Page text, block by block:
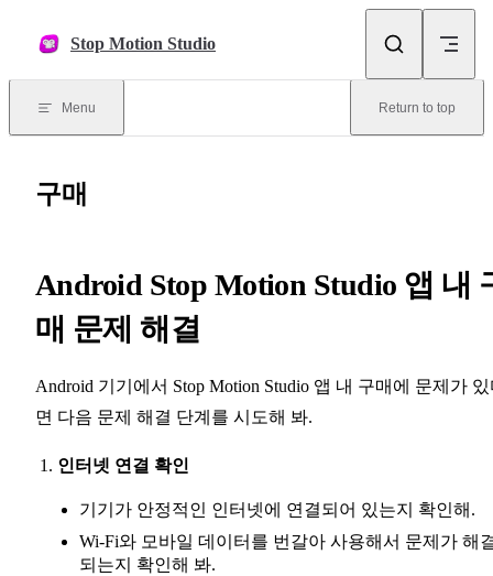
Stop Motion Studio
Menu Return to top
구매
Android Stop Motion Studio 앱 내
매 문제 해결
Android 기기에서 Stop Motion Studio 앱 내 구매에 문제가
면 다음 문제 해결 단계를 시도해 봐.
인터넷 연결 확인
기기가 안정적인 인터넷에 연결되어 있는지 확인해.
Wi-Fi와 모바일 데이터를 번갈아 사용해서 문제가 해
되는지 확인해 봐.